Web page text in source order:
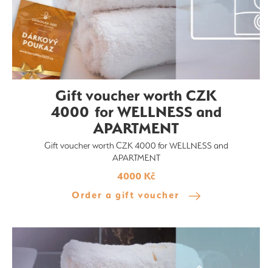
Gift voucher worth CZK
4000 for WELLNESS and
APARTMENT
Gift voucher worth CZK 4000 for WELLNESS and
APARTMENT
4000 Kč
Order a gift voucher